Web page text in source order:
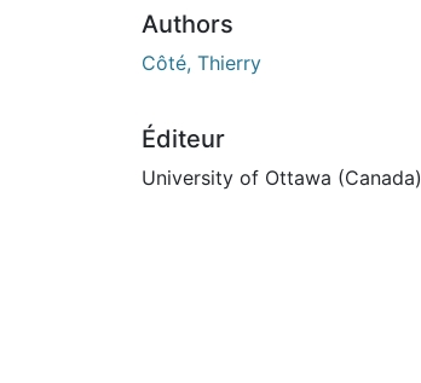
Authors
Côté, Thierry
Éditeur
University of Ottawa (Canada)